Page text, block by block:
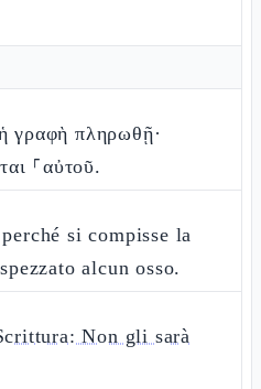
γραφὴ πληρωθῇ·
⸀αὐτοῦ.
si compisse la
alcun osso.
Non gli sarà